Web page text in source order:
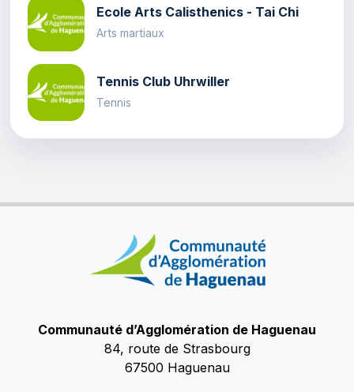
Ecole Arts Calisthenics - Tai Chi
Arts martiaux
Tennis Club Uhrwiller
Tennis
Communauté d’Agglomération de Haguenau
84, route de Strasbourg
67500 Haguenau